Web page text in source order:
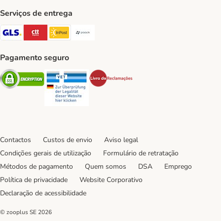
Serviços de entrega
GLS Shipping Method
CTTExpress Shipping Method
InPost Shipping Method
Pagamento seguro
Security Security
Contactos Custos de envio
Aviso legal
Condições gerais de utilização
Formulário de retratação
Métodos de pagamento
Quem somos DSA
Emprego
Política de privacidade
Website Corporativo
Declaração de acessibilidade
© zooplus SE 2026